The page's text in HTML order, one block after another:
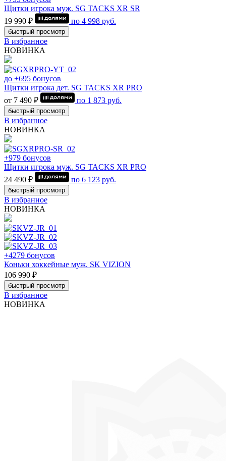
Щитки игрока муж. SG TACKS XR SR
19 990 ₽
по 4 998 руб.
быстрый просмотр
В избранное
НОВИНКА
до +695 бонусов
Щитки игрока дет. SG TACKS XR PRO
от 7 490 ₽
по 1 873 руб.
быстрый просмотр
В избранное
НОВИНКА
+979 бонусов
Щитки игрока муж. SG TACKS XR PRO
24 490 ₽
по 6 123 руб.
быстрый просмотр
В избранное
НОВИНКА
+4279 бонусов
Коньки хоккейные муж. SK VIZION
106 990 ₽
быстрый просмотр
В избранное
НОВИНКА